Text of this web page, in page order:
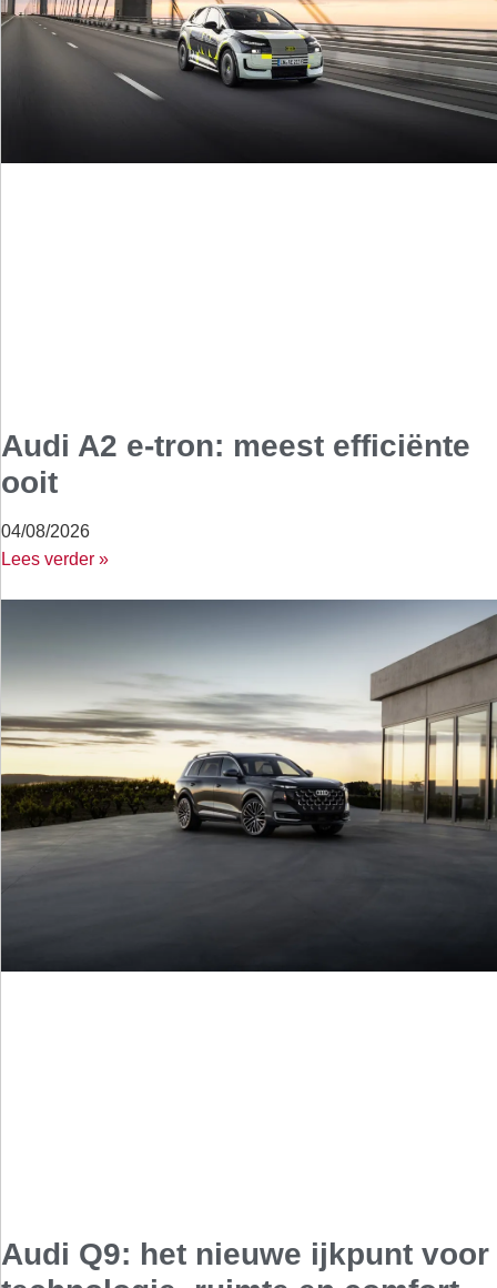
Audi A2 e-tron: meest efficiënte
ooit
04/08/2026
Lees verder »
Audi Q9: het nieuwe ijkpunt voor